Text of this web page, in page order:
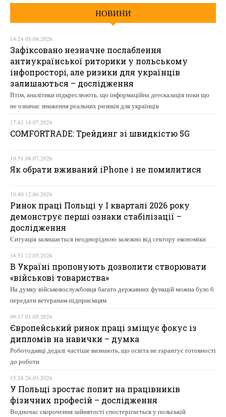
НОВИНИ
14:24 05.08.2026
Зафіксовано незначне послаблення
антиукраїнської риторики у польському
інфопросторі, але ризики для українців
залишаються – дослідження
Втім, аналітики підкреслюють, що інформаційна деескалація поки що
не означає зниження реальних ризиків для українців
17:42 14.07.2026
COMFORTRADE: Трейдинг зі швидкістю 5G
10:51 08.07.2026
Як обрати вживаний iPhone і не помилитися
10:40 12.06.2026
Ринок праці Польщі у І кварталі 2026 року
демонструє перші ознаки стабілізації –
дослідження
Ситуація залишається неоднорідною залежно від сектору економіки
18:51 12.05.2026
В Україні пропонують дозволити створювати
«військові товариства»
На думку військовослужбовця багато державних функцій можна було б
передати ветеранам-підприємцям
09:17 01.05.2026
Європейський ринок праці зміщує фокус із
дипломів на навички – думка
Роботодавці дедалі частіше визнають, що освіта не гарантує готовності
до роботи
15:28 26.03.2026
У Польщі зростає попит на працівників
фізичних професій – дослідження
Водночас скорочення зайнятості спостерігається у польській